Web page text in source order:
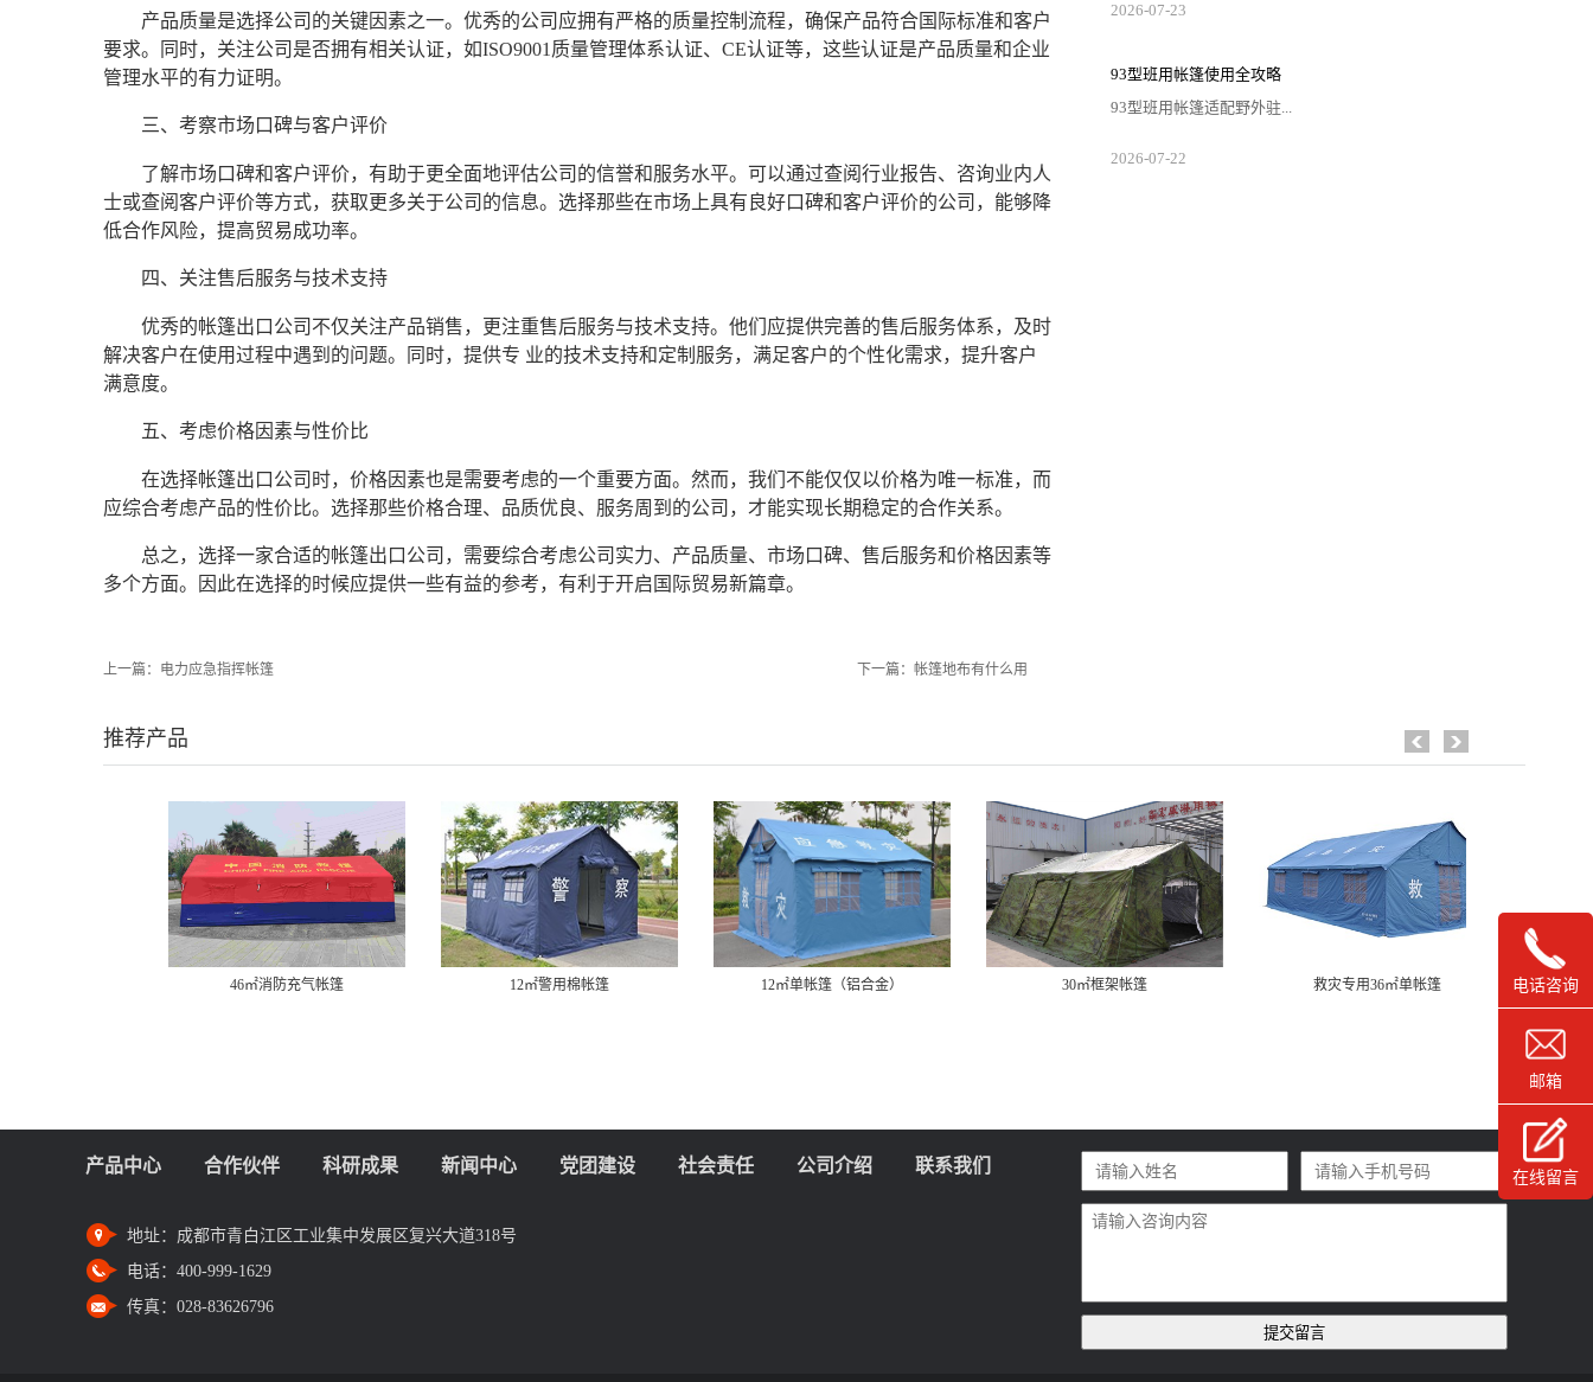
产品质量是选择公司的关键因素之一。优秀的公司应拥有严格的质量控制流程，确保产品符合国际标准和客户
要求。同时，关注公司是否拥有相关认证，如ISO9001质量管理体系认证、CE认证等，这些认证是产品质量和企业
管理水平的有力证明。
三、考察市场口碑与客户评价
了解市场口碑和客户评价，有助于更全面地评估公司的信誉和服务水平。可以通过查阅行业报告、咨询业内人
士或查阅客户评价等方式，获取更多关于公司的信息。选择那些在市场上具有良好口碑和客户评价的公司，能够降
低合作风险，提高贸易成功率。
四、关注售后服务与技术支持
优秀的帐篷出口公司不仅关注产品销售，更注重售后服务与技术支持。他们应提供完善的售后服务体系，及时
解决客户在使用过程中遇到的问题。同时，提供专 业的技术支持和定制服务，满足客户的个性化需求，提升客户
满意度。
五、考虑价格因素与性价比
在选择帐篷出口公司时，价格因素也是需要考虑的一个重要方面。然而，我们不能仅仅以价格为唯一标准，而
应综合考虑产品的性价比。选择那些价格合理、品质优良、服务周到的公司，才能实现长期稳定的合作关系。
总之，选择一家合适的帐篷出口公司，需要综合考虑公司实力、产品质量、市场口碑、售后服务和价格因素等
多个方面。因此在选择的时候应提供一些有益的参考，有利于开启国际贸易新篇章。‍
上一篇： 电力应急指挥帐篷 下一篇： 帐篷地布有什么用
2026-07-23
93型班用帐篷使用全攻略
93型班用帐篷适配野外驻...
2026-07-22
推荐产品
46㎡消防充气帐篷 12㎡警用棉帐篷 12㎡单帐篷（铝合金） 30㎡框架帐篷 救灾专用36㎡单帐篷
产品中心 合作伙伴 科研成果 新闻中心 党团建设 社会责任 公司介绍 联系我们
地址： 成都市青白江区工业集中发展区复兴大道318号
电话： 400-999-1629
传真： 028-83626796
电话咨询
邮箱
在线留言